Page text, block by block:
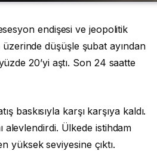
endişesi ve jeopolitik
üzerinde düşüşle şubat ayından
20’yi aştı. Son 24 saatte
baskısıyla karşı karşıya kaldı.
alevlendirdi. Ülkede istihdam
yüksek seviyesine çıktı.